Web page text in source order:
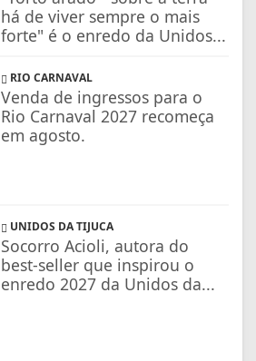
há de viver sempre o mais
forte" é o enredo da Unidos...
RIO CARNAVAL
Venda de ingressos para o
Rio Carnaval 2027 recomeça
em agosto.
UNIDOS DA TIJUCA
Socorro Acioli, autora do
best-seller que inspirou o
enredo 2027 da Unidos da...